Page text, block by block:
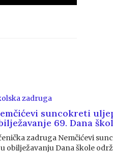
zadruga
suncokreti
69. Dana
zadruga Nemčićevi
obilježavanju Dana škole